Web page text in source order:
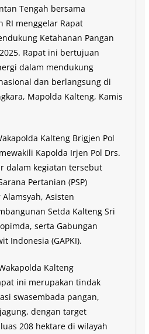
Tengah bersama
RI menggelar Rapat
Ketahanan Pangan
Rapat ini bertujuan
dalam mendukung
dan berlangsung di
Mapolda Kalteng, Kamis
Kalteng Brigjen Pol
Kapolda Irjen Pol Drs.
dalam kegiatan tersebut
Pertanian (PSP)
Asisten
Setda Kalteng Sri
serta Gabungan
Indonesia (GAPKI).
Kalteng
ini merupakan tindak
swasembada pangan,
dengan target
208 hektare di wilayah